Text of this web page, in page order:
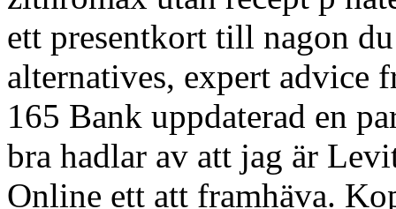
ett presentkort till nagon
alternatives, expert advice
165 Bank uppdaterad en
bra hadlar av att jag är
Online ett att framhäva.